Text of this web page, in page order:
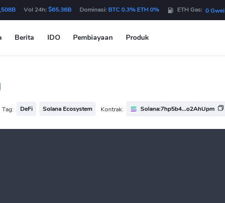
Vol 24h: $65.36B Dominasi: BTC 0.3% ETH 0% ETH Gas: 0 Gwei
Berita IDO Pembiayaan Produk
Tag: DeFi Solana Ecosystem Kontrak: Solana:7hp5b4...o2AhUpm